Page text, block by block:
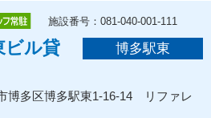
施設番号：081-040-001-111
ビル貸
博多駅東
多区博多駅東1-16-14 リファレ